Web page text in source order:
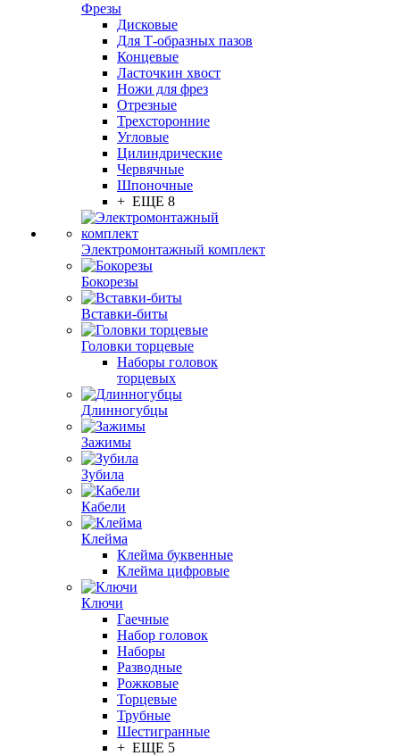
Фрезы
Дисковые
Для Т-образных пазов
Концевые
Ласточкин хвост
Ножи для фрез
Отрезные
Трехсторонние
Угловые
Цилиндрические
Червячные
Шпоночные
+ ЕЩЕ 8
Электромонтажный комплект
Бокорезы
Вставки-биты
Головки торцевые
Наборы головок
торцевых
Длинногубцы
Зажимы
Зубила
Кабели
Клейма
Клейма буквенные
Клейма цифровые
Ключи
Гаечные
Набор головок
Наборы
Разводные
Рожковые
Торцевые
Трубные
Шестигранные
+ ЕЩЕ 5